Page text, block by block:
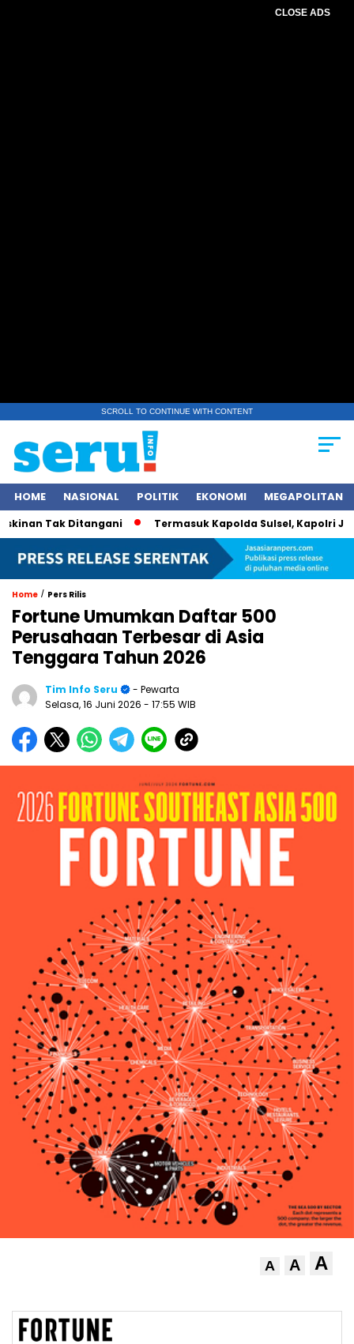
CLOSE ADS
SCROLL TO CONTINUE WITH CONTENT
HOME NASIONAL POLITIK EKONOMI MEGAPOLITAN
Tak Ditangani Termasuk Kapolda Sulsel, Kapolri
Home / Pers Rilis
Fortune Umumkan Daftar 500
Perusahaan Terbesar di Asia
Tenggara Tahun 2026
Tim Info Seru
- Pewarta
Selasa, 16 Juni 2026 - 17:55 WIB
A A A